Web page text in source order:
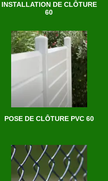
INSTALLATION DE CLÔTURE
60
POSE DE CLÔTURE PVC 60